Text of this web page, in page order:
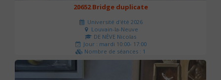
20652 Bridge duplicate
Université d'été 2026
Louvain-la-Neuve
DE NÈVE Nicolas
Jour : mardi 10:00- 17:00
Nombre de séances : 1
50 €